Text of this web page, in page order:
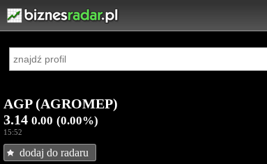
AGP (AGROMEP)
3.14 0.00 (0.00%)
15:52
dodaj do radaru